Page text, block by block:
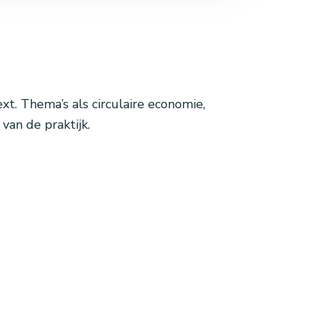
Thema’s als circulaire economie,
de praktijk.